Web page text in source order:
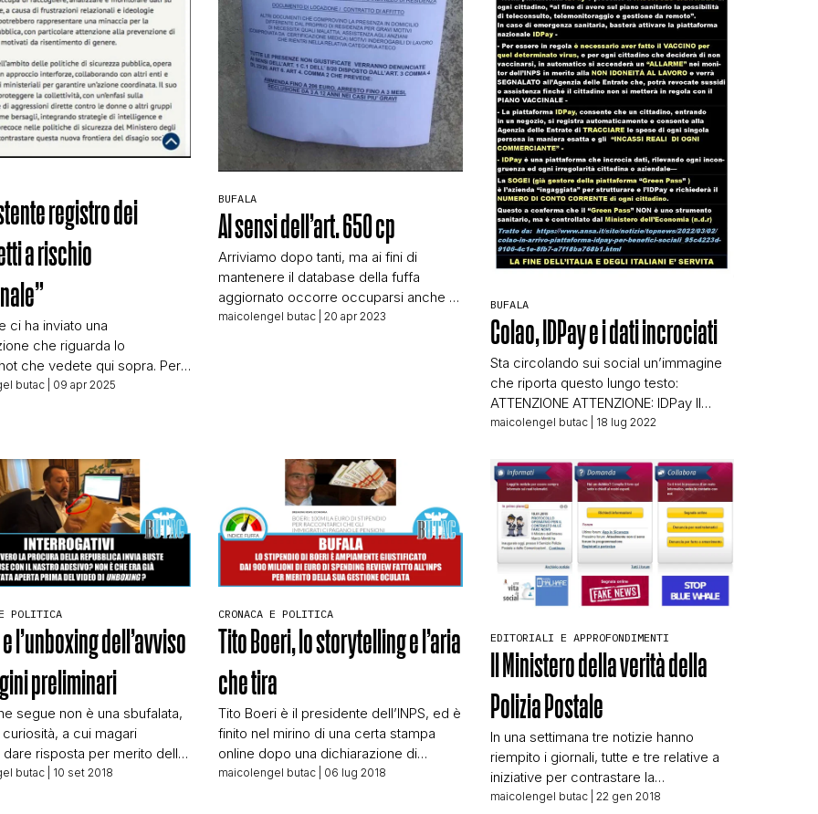
E CITAZIONI
LEGGENDE URBANE ED EVERGREEN
EDITORIALI
E SOCIAL NETWORK
CLIMA ED ENERGIA
SIAMO
registro dei
a rischio
ci ha inviato una
che riguarda lo
che vedete qui sopra. Per
di chi non riesca a leggerlo,
dei Soggetti a Rischio
Istituito presso il Ministero
è un organismo dedicato
butac| 09 apr 2025
BUFALA
AI sensi dell’art. 650 cp
Arriviamo dopo tanti, ma ai fini di
mantenere il database della fuffa
aggiornato occorre occuparsi anche di
questo fantomatico messaggio da
maicolengel butac | 20 apr 2023
BUFALA
Colao, IDPay e i dati incrociati
Sta circolando sui social un’immagine
che riporta questo lungo testo:
ATTENZIONE ATTENZIONE: IDPay Il
Ministro per la Transizione Digitale
una piatta forma per l’erogazione di tutti
i “benefici sociali”. Il nome della
piattaforma IDPay, dove avverrà tutto in
Digitale. Già per APRILE ci sarà l’avvio
della «piattaforma dove
AGGANCERANNO I PROPRI […]
maicolengel butac| 18 lug 2022
E POLITICA
l’unboxing dell’avviso
preliminari
segue non è una sbufalata,
a cui magari
risposta per merito della
un video che è andato molto
butac| 10 set 2018
CRONACA E POLITICA
Tito Boeri, lo storytelling e l’aria
che tira
Tito Boeri è il presidente dell’INPS, ed è
finito nel mirino di una certa stampa
online dopo una dichiarazione di
Matteo Salvini, nostro ministro
maicolengel butac | 06 lug 2018
EDITORIALI E APPROFONDIMENTI
Il Ministero della verità della
Polizia Postale
In una settimana tre notizie hanno
riempito i giornali, tutte e tre relative a
iniziative per contrastare la
manipolazione delle notizie, ormai
maicolengel butac| 22 gen 2018